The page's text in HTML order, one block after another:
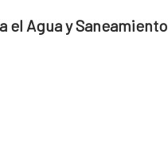
el Agua y Saneamiento